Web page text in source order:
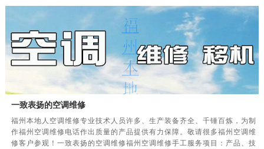
一致表扬的空调维修
福州本地人空调维修专业技术人员许多、生产装备齐全、千锤百炼，为制
作福州空调维修电话作出质量的产品提供有力保障。敬请很多福州空调维
修客户参观！一致表扬的空调维修福州空调维修手工服务项目：产品、技